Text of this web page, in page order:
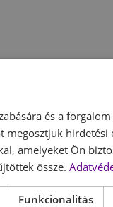
teraszra vagy
a legtöbb
és a forgalom
megosztjuk hirdetési
amelyeket Ön
össze.
Funkcionalitás